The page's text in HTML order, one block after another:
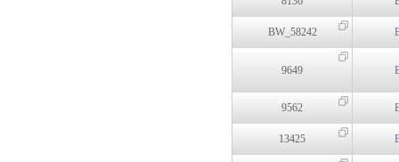
BW_58242
9649
9562
13425